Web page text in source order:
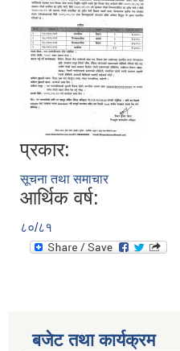
प्रकार:
सूचना तथा समाचार
आर्थिक वर्ष:
८०/८१
बजेट तथा कार्यक्रम